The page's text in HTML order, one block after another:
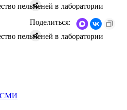
пельменей в лаборатории
пельменей в лаборатории
Поделиться:
СМИ